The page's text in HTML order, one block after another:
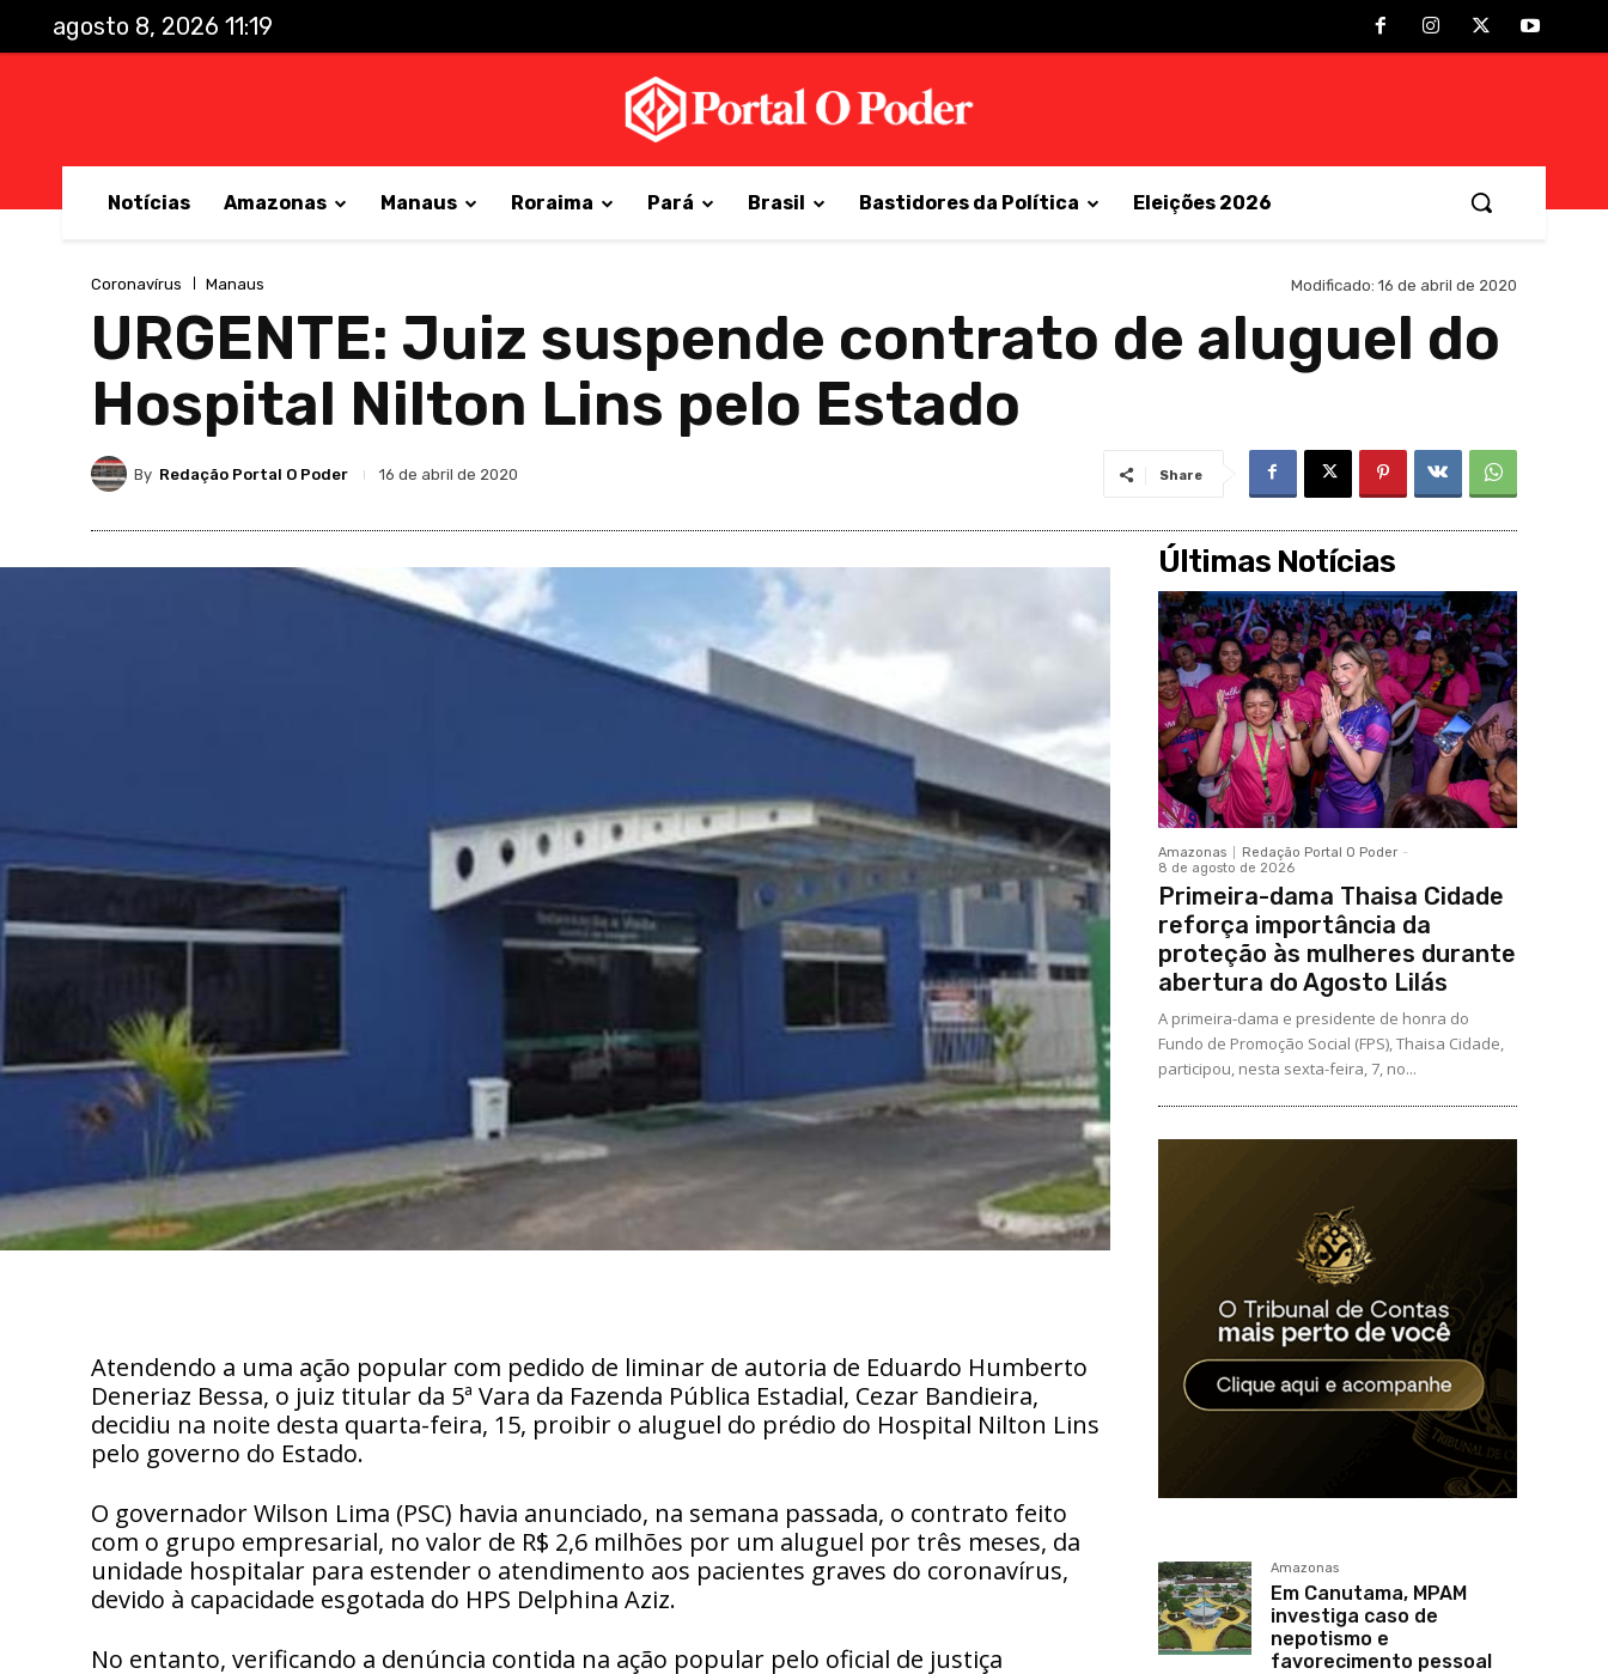
agosto 8, 2026 11:19
Notícias Amazonas Manaus Roraima Pará Brasil Bastidores da Política Eleições 2026
Coronavírus Manaus Modificado: 16 de abril de 2020
URGENTE: Juiz suspende contrato de aluguel do
Hospital Nilton Lins pelo Estado
By Redação Portal O Poder 16 de abril de 2020 Share
Atendendo a uma ação popular com pedido de liminar de autoria de Eduardo Humberto
Deneriaz Bessa, o juiz titular da 5ª Vara da Fazenda Pública Estadial, Cezar Bandieira,
decidiu na noite desta quarta-feira, 15, proibir o aluguel do prédio do Hospital Nilton Lins
pelo governo do Estado.
O governador Wilson Lima (PSC) havia anunciado, na semana passada, o contrato feito
com o grupo empresarial, no valor de R$ 2,6 milhões por um aluguel por três meses, da
unidade hospitalar para estender o atendimento aos pacientes graves do coronavírus,
devido à capacidade esgotada do HPS Delphina Aziz.
No entanto, verificando a denúncia contida na ação popular pelo oficial de justiça
Últimas Notícias
Amazonas Redação Portal O Poder -
8 de agosto de 2026
Primeira-dama Thaisa Cidade
reforça importância da
proteção às mulheres durante
abertura do Agosto Lilás
A primeira-dama e presidente de honra do
Fundo de Promoção Social (FPS), Thaisa Cidade,
participou, nesta sexta-feira, 7, no...
Amazonas
Em Canutama, MPAM
investiga caso de
nepotismo e
favorecimento pessoal